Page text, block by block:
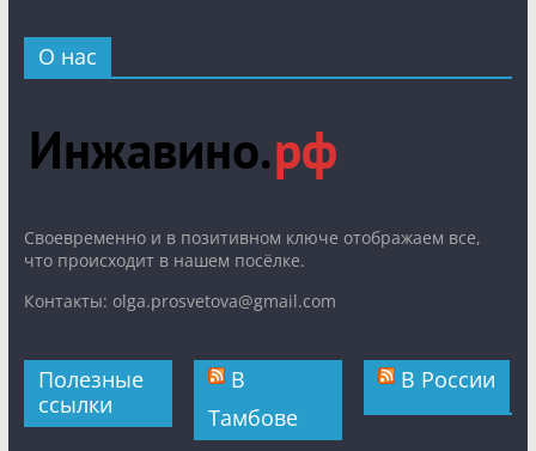
О нас
Cвоевременно и в позитивном ключе отображаем все,
что происходит в нашем посёлке.
Контакты: olga.prosvetova@gmail.com
Полезные
ссылки
В
Тамбове
В России